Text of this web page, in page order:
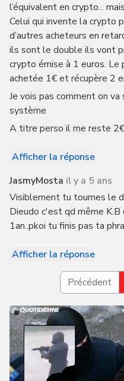
l’équivalent en crypto...
Celui qui invente la crypto
d’autres acheteurs en
ils sont le double ils vont
crypto émise à 1 euros. Le
achetée 1€ et récupère 2
Je vois pas comment on
système
A titre perso il me reste
Afficher la réponse
JasmyMosta il y a 5 ans
Visiblement tu tournes le
Dieudo c'est qd même K.B
1an..pkoi tu finis pas ta
Afficher la réponse
Précédent